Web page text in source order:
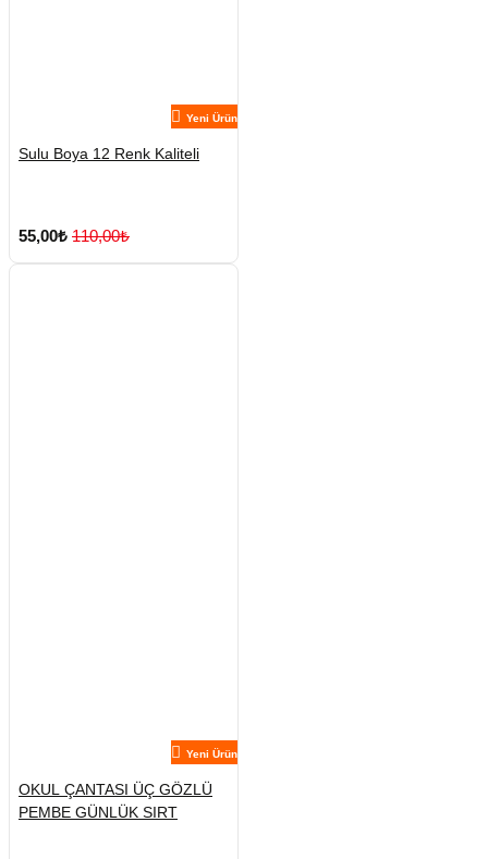
Yeni Ürün
Sulu Boya 12 Renk Kaliteli
55,00₺ 110,00₺
Yeni Ürün
OKUL ÇANTASI ÜÇ GÖZLÜ
PEMBE GÜNLÜK SIRT